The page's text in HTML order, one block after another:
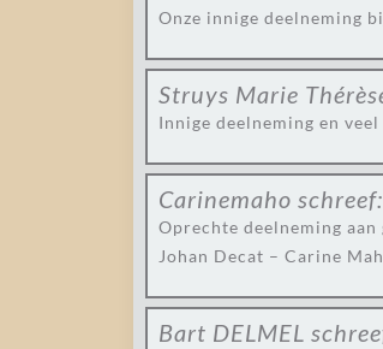
Onze innige deelneming
Struys Marie
Innige deelneming en
Carinemaho schreef:
Oprechte deelneming
Johan Decat – Carine
Bart DELMEL